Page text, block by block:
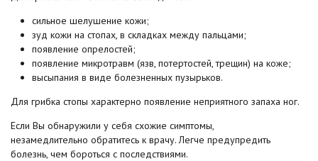
сильное шелушение кожи;
зуд кожи на стопах, в складках между пальцами;
появление опрелостей;
появление микротравм (язв, потертостей, трещин) на коже;
высыпания в виде болезненных пузырьков.
Для грибка стопы характерно появление неприятного запаха ног.
Если Вы обнаружили у себя схожие симптомы,
незамедлительно обратитесь к врачу. Легче предупредить
болезнь, чем бороться с последствиями.